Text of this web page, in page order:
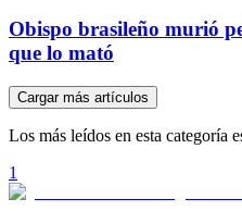
Obispo brasileño murió
que lo mató
Cargar más artículos
Los más leídos en esta categoría
1